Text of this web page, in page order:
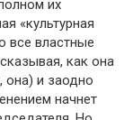
их
«культурная
все властные
как она
она) и заодно
начнет